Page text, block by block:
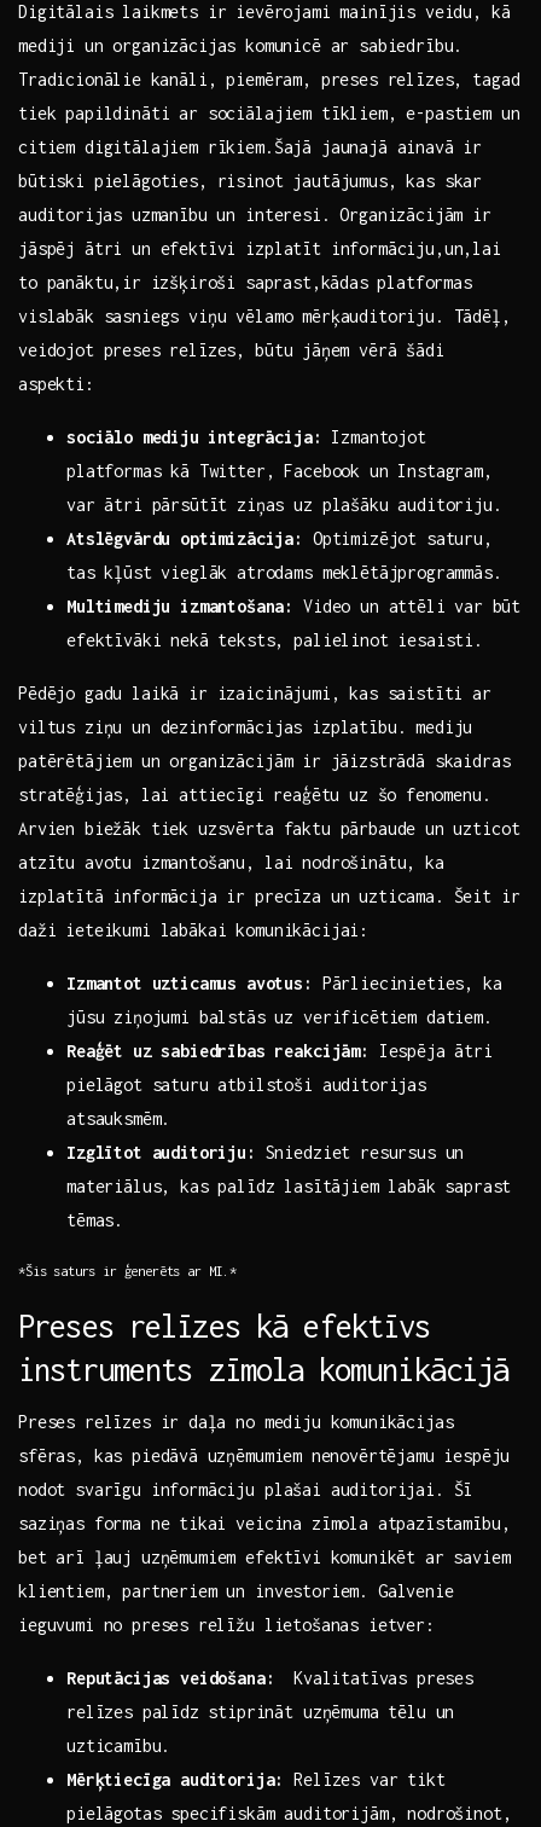
Digitālais‌ laikmets ir⁢ ievērojami mainījis veidu, kā
‌mediji ‍un organizācijas⁤ komunicē ‌ar sabiedrību.
Tradicionālie ⁤kanāli, piemēram, preses relīzes, tagad
tiek papildināti ar‍ sociālajiem​ tīkliem, e-pastiem ‌un
citiem digitālajiem rīkiem.Šajā jaunajā ainavā ir
būtiski ‌pielāgoties, risinot jautājumus, kas skar
⁢auditorijas​ uzmanību un interesi. Organizācijām ‌ir
jāspēj ātri un efektīvi izplatīt informāciju,un,lai
to panāktu,ir⁢ izšķiroši ⁣saprast,kādas ⁣platformas
vislabāk sasniegs viņu vēlamo mērķauditoriju. Tādēļ,
veidojot preses relīzes, būtu⁢ jāņem vērā šādi
aspekti:
sociālo ‌mediju ⁤integrācija:
Izmantojot
platformas kā Twitter, Facebook un Instagram,
var ātri pārsūtīt ziņas uz plašāku auditoriju.
Atslēgvārdu optimizācija:
Optimizējot saturu,
tas kļūst vieglāk atrodams meklētājprogrammās.
Multimediju izmantošana:
Video un attēli ⁣var būt
efektīvāki‍ nekā teksts, palielinot iesaisti.
Pēdējo gadu laikā ir izaicinājumi,⁢ kas saistīti ar
viltus ziņu un dezinformācijas izplatību. mediju
patērētājiem un organizācijām ir⁣ jāizstrādā skaidras
stratēģijas, ⁣lai attiecīgi ⁣reaģētu uz šo⁢ fenomenu.
Arvien​ biežāk tiek uzsvērta faktu pārbaude un ⁢uzticot
atzītu avotu ‌izmantošanu, lai nodrošinātu, ka
izplatītā ‍informācija ir ‌precīza un uzticama. Šeit ir
daži ieteikumi labākai ​komunikācijai:
Izmantot uzticamus avotus:
Pārliecinieties, ka
jūsu ziņojumi balstās uz verificētiem datiem.
Reaģēt uz sabiedrības‌ reakcijām:
Iespēja ātri
pielāgot saturu atbilstoši auditorijas
‌atsauksmēm.
Izglītot auditoriju:
​Sniedziet resursus un
materiālus, kas palīdz ⁣lasītājiem labāk saprast
tēmas.
*Šis saturs ir ģenerēts⁢ ar MI.*
Preses relīzes kā ‌efektīvs
instruments zīmola ⁣komunikācijā
Preses relīzes ir⁤ daļa no ‍mediju komunikācijas
sfēras, kas piedāvā ⁤uzņēmumiem⁣ nenovērtējamu ⁤iespēju
nodot svarīgu informāciju plašai auditorijai.‌ Šī‌
saziņas forma ne⁤ tikai veicina zīmola atpazīstamību,⁤
bet arī ļauj uzņēmumiem​ efektīvi ⁢komunikēt ar saviem
klientiem,‍ partneriem​ un investoriem. Galvenie
ieguvumi no preses⁣ relīžu lietošanas​ ietver:
Reputācijas veidošana:
⁤ Kvalitatīvas preses
relīzes palīdz⁢ stiprināt ​uzņēmuma tēlu ​un
uzticamību.
Mērķtiecīga auditorija:
Relīzes var tikt
pielāgotas specifiskām auditorijām, nodrošinot,